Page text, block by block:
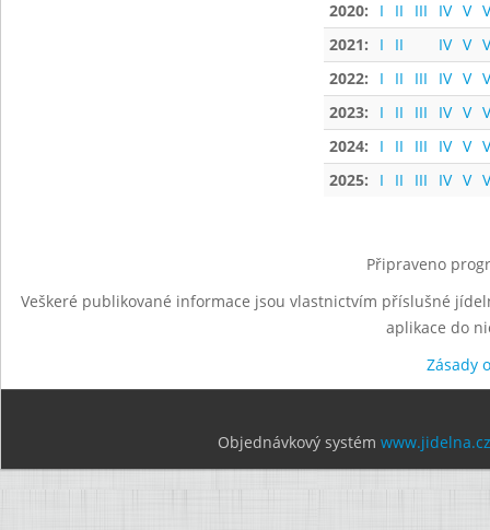
2020: I II III IV V
2021:
I II IV V
2022:
I II III IV V
2023:
I II III IV V
2024:
I II III IV V
2025:
I II III IV V
Připraveno
Veškeré publikované informace jsou vlastnictvím příslušné
aplikace do
Zásady
Objednávkový systém www.jidelna.cz